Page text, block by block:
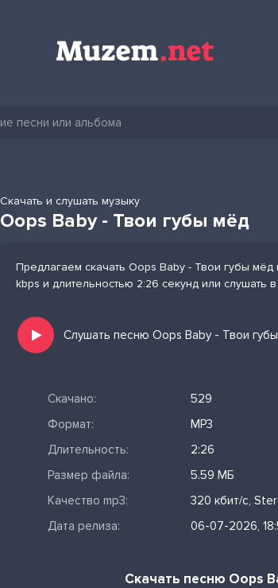
Скачать и слушать музыку
Oops Baby - Твои губы мёд
Предлагаем скачать Oops Baby - Твои губы
kbps и длительностью 2:26 секунд или слушать
Слушать песню Oops Baby - Твои
Скачано:
529
Формат:
MP3
Длительность:
2:26
Размер файла:
5.59 МБ
Качество mp3:
320 кбит/с,
Дата релиза:
06-07-2026,
Скачать песню Oops